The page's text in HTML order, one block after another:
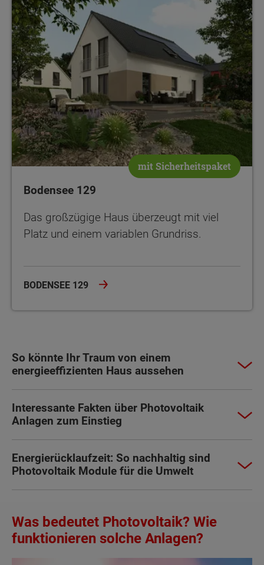
mit Sicherheitspaket
Bodensee 129
Das großzügige Haus überzeugt mit viel
Platz und einem variablen Grundriss.
BODENSEE 129
So könnte Ihr Traum von einem
energieeffizienten Haus aussehen
Interessante Fakten über Photovoltaik
Anlagen zum Einstieg
Energierücklaufzeit: So nachhaltig sind
Photovoltaik Module für die Umwelt
Was bedeutet Photovoltaik? Wie
funktionieren solche Anlagen?